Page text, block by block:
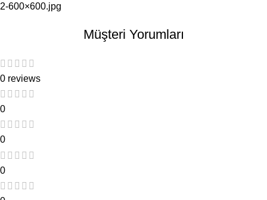
2-600×600.jpg
Müşteri Yorumları
0 reviews
0
0
0